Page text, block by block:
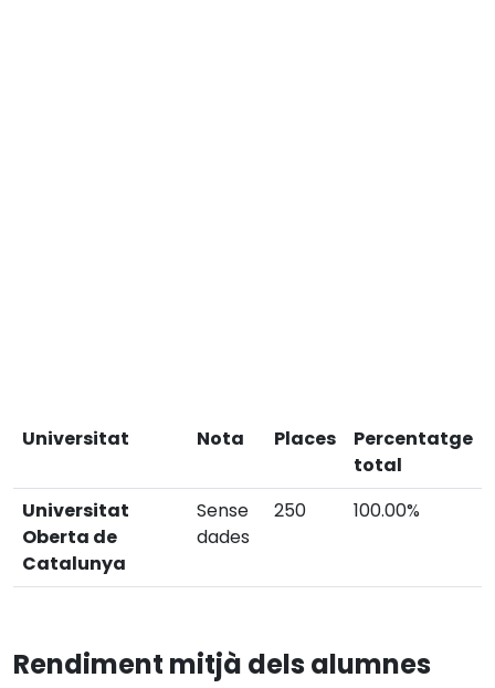
Universitat Nota Places
Percentatge
total
Universitat
Oberta de
Catalunya
Sense
dades
250 100.00%
Rendiment mitjà dels alumnes